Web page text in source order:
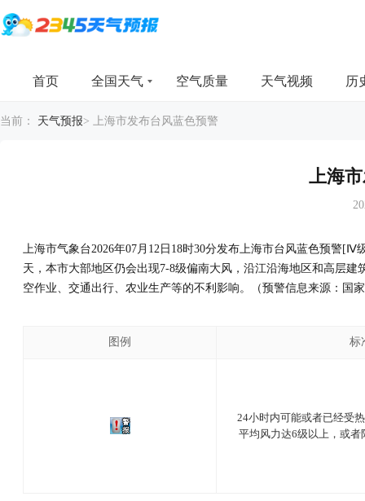
首页 全国天气 空气质量 天气视频 历
当前： 天气预报> 上海市发布台风蓝色预警
上海
上海市气象台2026年07月12日18时30分发布上海市台风蓝色预警
天，本市大部地区仍会出现7-8级偏南大风，沿江沿海地区和高层
空作业、交通出行、农业生产等的不利影响。（预警信息来源：国
图例 标
24小时内可能或者已经受
平均风力达6级以上，或